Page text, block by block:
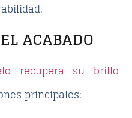
ACABADO
recupera su brillo
principales: